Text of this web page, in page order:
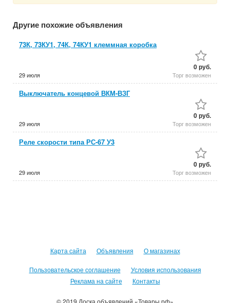
Другие похожие объявления
73К, 73КУ1, 74К, 74КУ1 клеммная коробка
29 июля
0 руб.
Торг возможен
Выключатель концевой ВКМ-ВЗГ
29 июля
0 руб.
Торг возможен
Реле скорости типа РС-67 У3
29 июля
0 руб.
Торг возможен
Карта сайта Объявления О магазинах
Пользовательское соглашение
Условия использования
Реклама на сайте
Контакты
© 2019 Доска объявлений «Товары.рф»